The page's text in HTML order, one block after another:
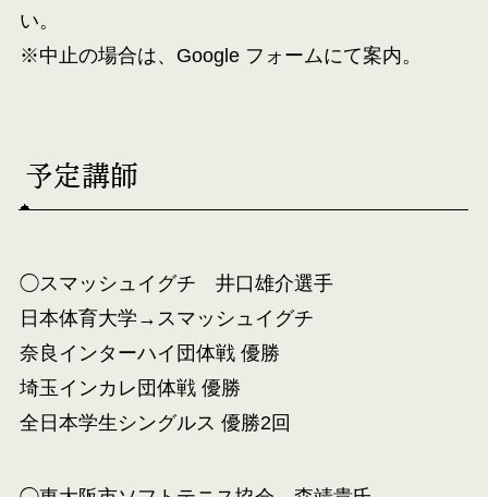
い。
※中止の場合は、Google フォームにて案内。
予定講師
◯スマッシュイグチ 井口雄介選手
日本体育大学→スマッシュイグチ
奈良インターハイ団体戦 優勝
埼玉インカレ団体戦 優勝
全日本学生シングルス 優勝2回